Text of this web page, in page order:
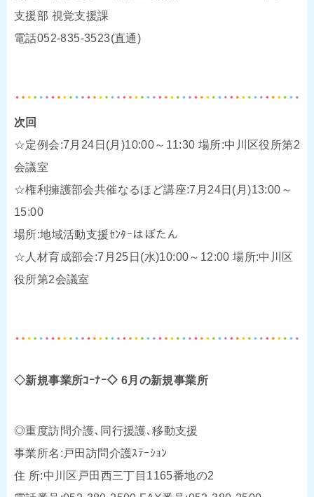
支援部 視覚支援課
電話052-835-3523(直通)
次回
☆定例会:7月24日(月)10:00～11:30 場所:中川区役所第2
会議室
☆権利擁護部会共催なるほど講座:7月24日(月)13:00～
15:00
場所:地域活動支援ｾﾝﾀｰはぼたん
☆人材育成部会:7月25日(水)10:00～12:00 場所:中川区
役所第2会議室
◇新規事業所ｺｰﾅｰ◇ 6月の新規事業所
◎重度訪問介護､同行援護､移動支援
事業所名:戸田訪問介護ｽﾃｰｼｮﾝ
住 所:中川区戸田西三丁目1165番地の2